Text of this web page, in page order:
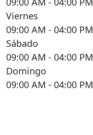
Viernes
09:00 AM - 04:00 PM
Sábado
09:00 AM - 04:00 PM
Domingo
09:00 AM - 04:00 PM